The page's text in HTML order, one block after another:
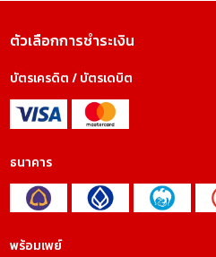
ตัวเลือกการชำระเงิน
บัตรเครดิต / บัตรเดบิต
ธนาคาร
พร้อมเพย์